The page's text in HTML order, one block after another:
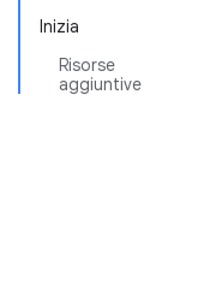
Inizia
Risorse
aggiuntive